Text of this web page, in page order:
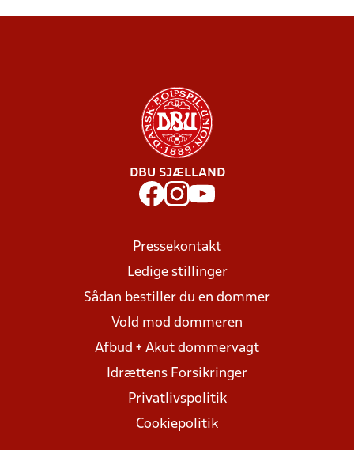
DBU SJÆLLAND
Pressekontakt
Ledige stillinger
Sådan bestiller du en dommer
Vold mod dommeren
Afbud + Akut dommervagt
Idrættens Forsikringer
Privatlivspolitik
Cookiepolitik